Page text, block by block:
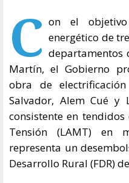
C on el
energético de
departamentos
Martín, el Gobierno
obra de
Salvador, Alem Cué y
consistente en
Tensión (LAMT) en
representa un
Desarrollo Rural (FDR)